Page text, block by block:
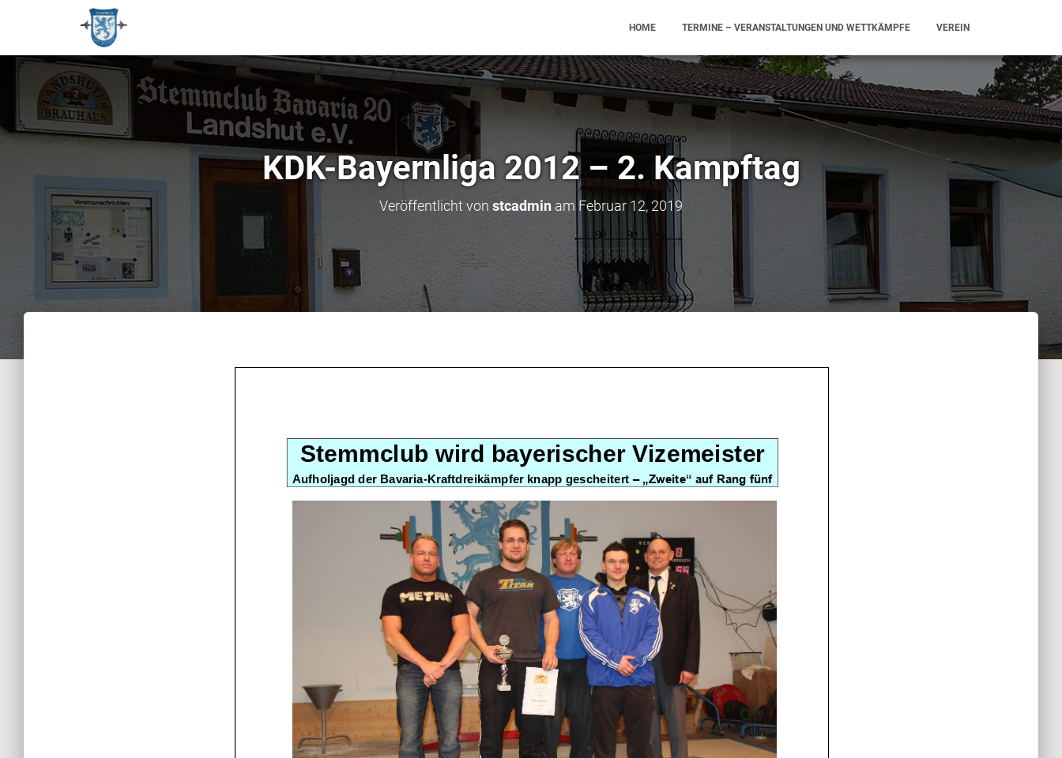
HOME TERMINE – VERANSTALTUNGEN UND WETTKÄMPFE VEREIN
KDK-Bayernliga 2012 – 2. Kampftag
Veröffentlicht von stcadmin am Februar 12, 2019